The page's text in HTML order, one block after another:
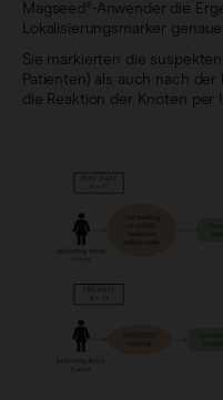
Magseed®-Anwender die
Lokalisierungsmarker
Sie markierten die
Patienten) als auch nach
die Reaktion der Knoten per